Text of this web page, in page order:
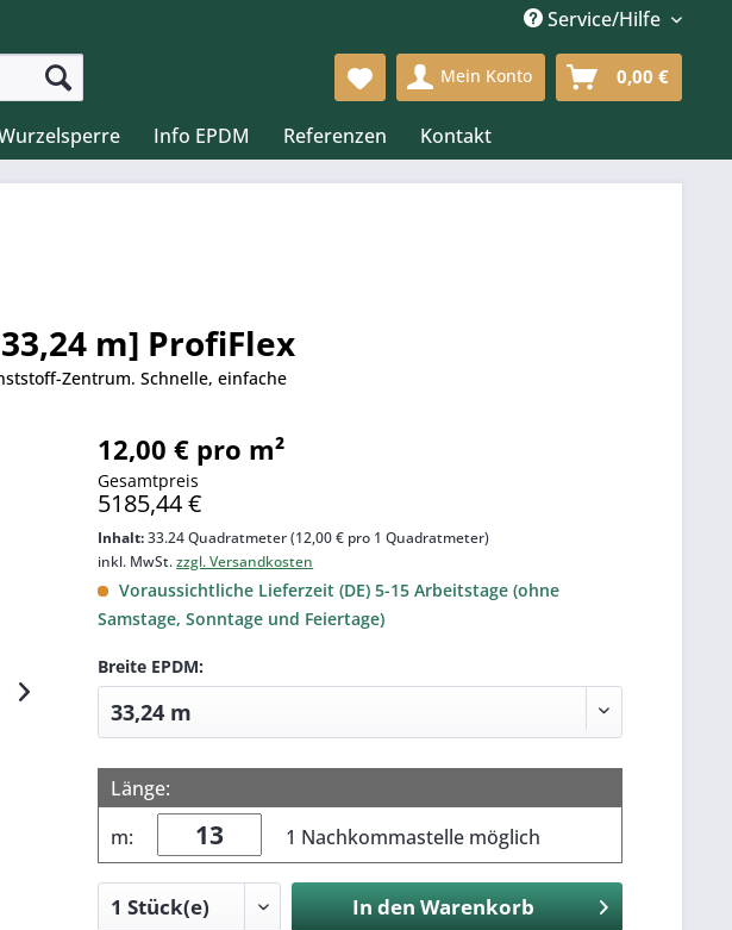
Service/Hilfe
Mein Konto 0,00 €
Info EPDM Referenzen Kontakt
m] ProfiFlex
Zentrum. Schnelle, einfache
12,00 € pro m²
Gesamtpreis
5185,44 €
Inhalt:33.24 Quadratmeter (12,00 € pro 1 Quadratmeter)
inkl. MwSt.zzgl. Versandkosten
Voraussichtliche Lieferzeit (DE) 5-15 Arbeitstage (ohne
Samstage, Sonntage und Feiertage)
Breite EPDM:
Länge:
m:
1 Nachkommastelle möglich
In denWarenkorb